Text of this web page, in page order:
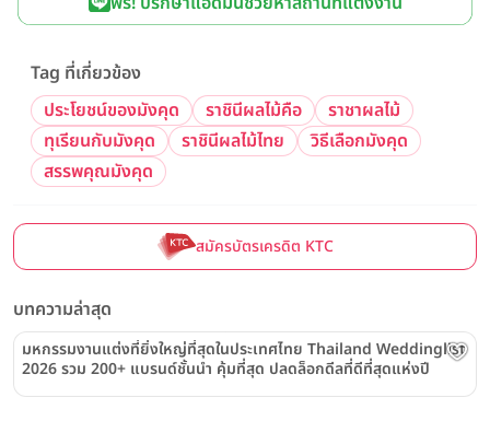
Tag ที่เกี่ยวข้อง
ประโยชน์ของมังคุด
ราชินีผลไม้คือ
ราชาผลไม้
ทุเรียนกับมังคุด
ราชินีผลไม้ไทย
วิธีเลือกมังคุด
สรรพคุณมังคุด
สมัครบัตรเครดิต KTC
บทความล่าสุด
มหกรรมงานแต่งที่ยิ่งใหญ่ที่สุดในประเทศไทย Thailand Weddinglist
2026 รวม 200+ แบรนด์ชั้นนำ คุ้มที่สุด ปลดล็อกดีลที่ดีที่สุดแห่งปี